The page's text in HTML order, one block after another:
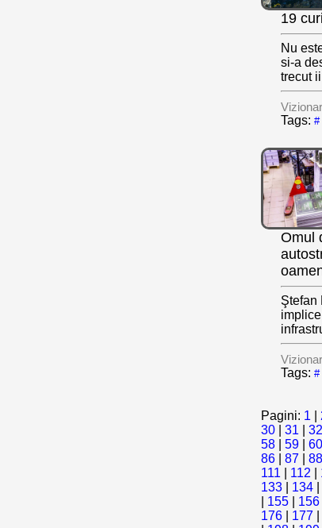
19
Nu
si-a
trecut
Tags:#
Omul
Ştefan
Tags:#
Pagini: 1
30 |31 |32
58 |59 |60
86 |87 |88
111
112
133
134
155 156
176
177